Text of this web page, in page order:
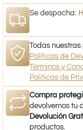
Se despacha:
Todas
Políticas de
Términos y
Políticas de
Compra
devolvemos tu
Devolución
productos.